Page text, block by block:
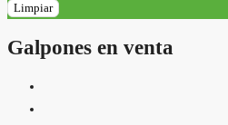
Limpiar
Galpones en venta